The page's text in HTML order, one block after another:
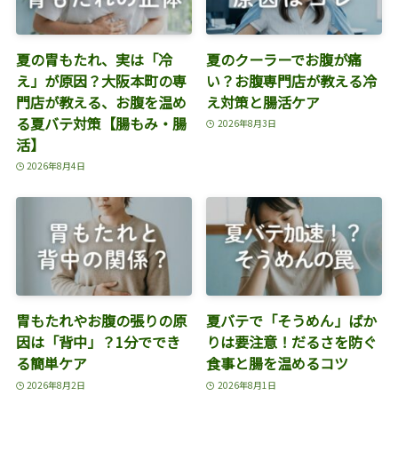
夏の胃もたれ、実は「冷
え」が原因？大阪本町の専
門店が教える、お腹を温め
る夏バテ対策【腸もみ・腸
活】
2026年8月4日
夏のクーラーでお腹が痛
い？お腹専門店が教える冷
え対策と腸活ケア
2026年8月3日
胃もたれやお腹の張りの原
因は「背中」？1分ででき
る簡単ケア
2026年8月2日
夏バテで「そうめん」ばか
りは要注意！だるさを防ぐ
食事と腸を温めるコツ
2026年8月1日